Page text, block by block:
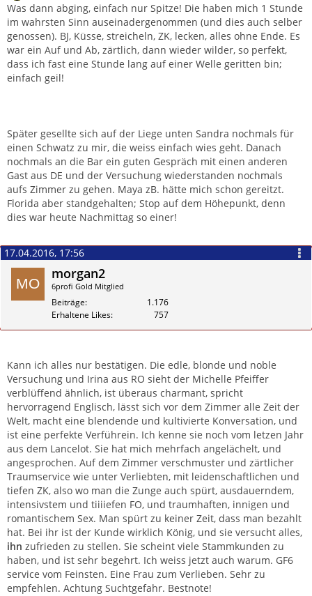
Was dann abging, einfach nur Spitze! Die haben mich 1 Stunde
im wahrsten Sinn auseinadergenommen (und dies auch selber
genossen). BJ, Küsse, streicheln, ZK, lecken, alles ohne Ende. Es
war ein Auf und Ab, zärtlich, dann wieder wilder, so perfekt,
dass ich fast eine Stunde lang auf einer Welle geritten bin;
einfach geil!
Später gesellte sich auf der Liege unten Sandra nochmals für
einen Schwatz zu mir, die weiss einfach wies geht. Danach
nochmals an die Bar ein guten Gespräch mit einen anderen
Gast aus DE und der Versuchung wiederstanden nochmals
aufs Zimmer zu gehen. Maya zB. hätte mich schon gereitzt.
Florida aber standgehalten; Stop auf dem Höhepunkt, denn
dies war heute Nachmittag so einer!
17.04.2016, 17:56
morgan2
6profi Gold Mitglied
Beiträge
1.176
Erhaltene Likes
757
Kann ich alles nur bestätigen. Die edle, blonde und noble
Versuchung und Irina aus RO sieht der Michelle Pfeiffer
verblüffend ähnlich, ist überaus charmant, spricht
hervorragend Englisch, lässt sich vor dem Zimmer alle Zeit der
Welt, macht eine blendende und kultivierte Konversation, und
ist eine perfekte Verführein. Ich kenne sie noch vom letzen Jahr
aus dem Lancelot. Sie hat mich mehrfach angelächelt, und
angesprochen. Auf dem Zimmer verschmuster und zärtlicher
Traumservice wie unter Verliebten, mit leidenschaftlichen und
tiefen ZK, also wo man die Zunge auch spürt, ausdauerndem,
intensivstem und tiiiiefen FO, und traumhaften, innigen und
romantischem Sex. Man spürt zu keiner Zeit, dass man bezahlt
hat. Bei ihr ist der Kunde wirklich König, und sie versucht alles,
ihn zufrieden zu stellen. Sie scheint viele Stammkunden zu
haben, und ist sehr begehrt. Ich weiss jetzt auch warum. GF6
service vom Feinsten. Eine Frau zum Verlieben. Sehr zu
empfehlen. Achtung Suchtgefahr. Bestnote!
Zitieren